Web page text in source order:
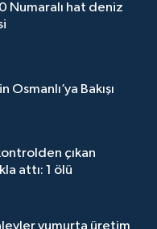
Numaralı hat deniz
Bakışı
çıkan
attı: 1 ölü